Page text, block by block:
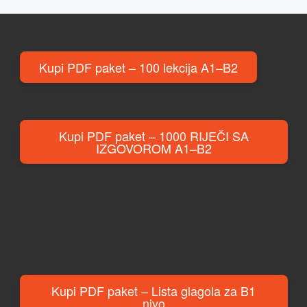
Kupi PDF paket – 100 lekcija A1–B2
Kupi PDF paket – 1000 RIJEČI SA
IZGOVOROM A1–B2
Kupi PDF paket – Lista glagola za B1
nivo